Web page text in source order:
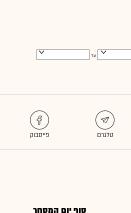
עד
סוף יום המסחר